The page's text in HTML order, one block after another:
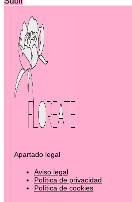
Apartado legal
Aviso legal
Política de privacidad
Política de cookies